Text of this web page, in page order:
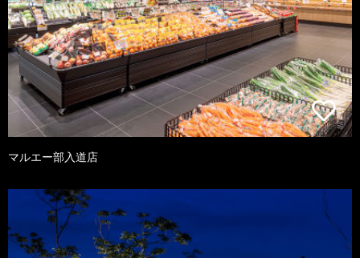
マルエー部入道店